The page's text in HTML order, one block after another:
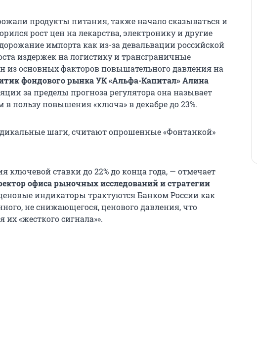
продукты питания, также начало сказываться и
рост цен на лекарства, электронику и другие
импорта как из-за девальвации российской
издержек на логистику и трансграничные
из основных факторов повышательного давления на
фондового рынка УК «Альфа-Капитал» Алина
за пределы прогноза регулятора она называет
пользу повышения «ключа» в декабре до 23%.
шаги, считают опрошенные «Фонтанкой»
ставки до 22% до конца года, — отмечает
офиса рыночных исследований и стратегии
индикаторы трактуются Банком России как
не снижающегося, ценового давления, что
«жесткого сигнала»».